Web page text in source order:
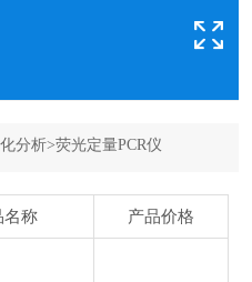
分析>荧光定量PCR仪
名称 产品价格